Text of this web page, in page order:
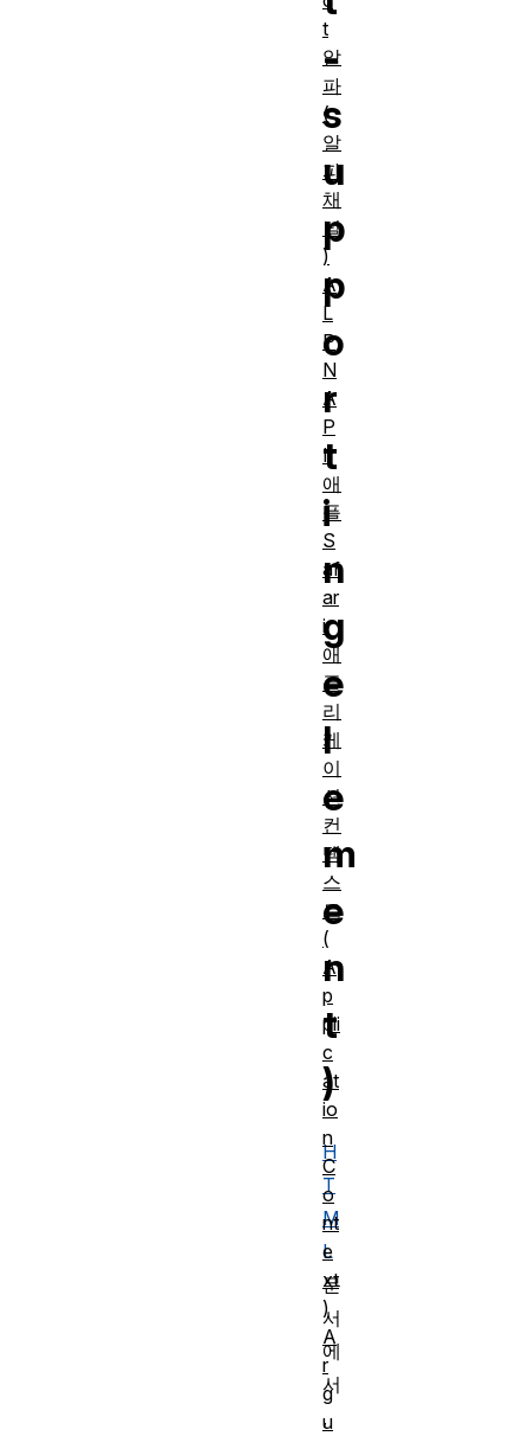
-
s
u
p
p
o
r
t
i
n
g
e
l
e
m
e
n
t
)
H
T
M
L
문
서
에
서
,
t
알
파
(
알
파
채
널
)
A
L
P
N
A
P
I
애
플
S
af
ar
i
애
플
리
케
이
션
컨
텍
스
트
(
A
p
pli
c
at
io
n
C
o
nt
e
xt
)
A
r
g
u